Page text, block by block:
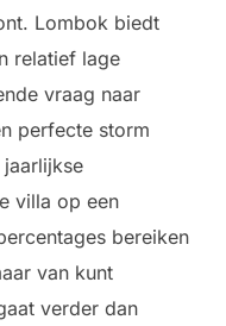
Lombok biedt
relatief lage
vraag naar
perfecte storm
villa op een
bereiken
van kunt
verder dan